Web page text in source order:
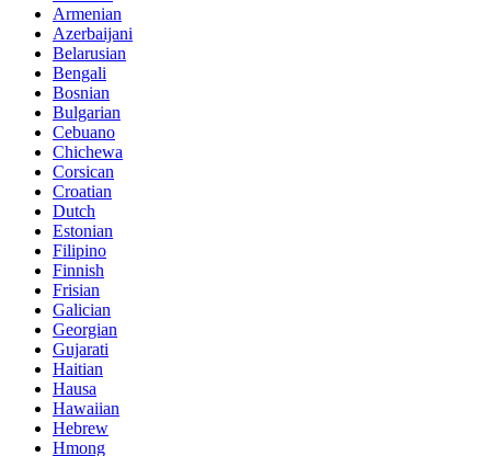
Armenian
Azerbaijani
Belarusian
Bengali
Bosnian
Bulgarian
Cebuano
Chichewa
Corsican
Croatian
Dutch
Estonian
Filipino
Finnish
Frisian
Galician
Georgian
Gujarati
Haitian
Hausa
Hawaiian
Hebrew
Hmong